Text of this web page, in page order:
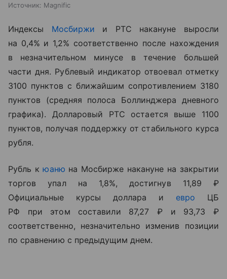
Источник: Magnific
Индексы Мосбиржи и РТС накануне выросли
на 0,4% и 1,2% соответственно после нахождения
в незначительном минусе в течение большей
части дня. Рублевый индикатор отвоевал отметку
3100 пунктов с ближайшим сопротивлением 3180
пунктов (средняя полоса Боллинджера дневного
графика). Долларовый РТС остается выше 1100
пунктов, получая поддержку от стабильного курса
рубля.
Рубль кюаню на Мосбирже накануне на закрытии
торгов упал на 1,8%, достигнув 11,89 ₽
Официальные курсы доллара и евро ЦБ
РФ при этом составили 87,27 ₽ и 93,73 ₽
соответственно, незначительно изменив позиции
по сравнению с предыдущим днем.